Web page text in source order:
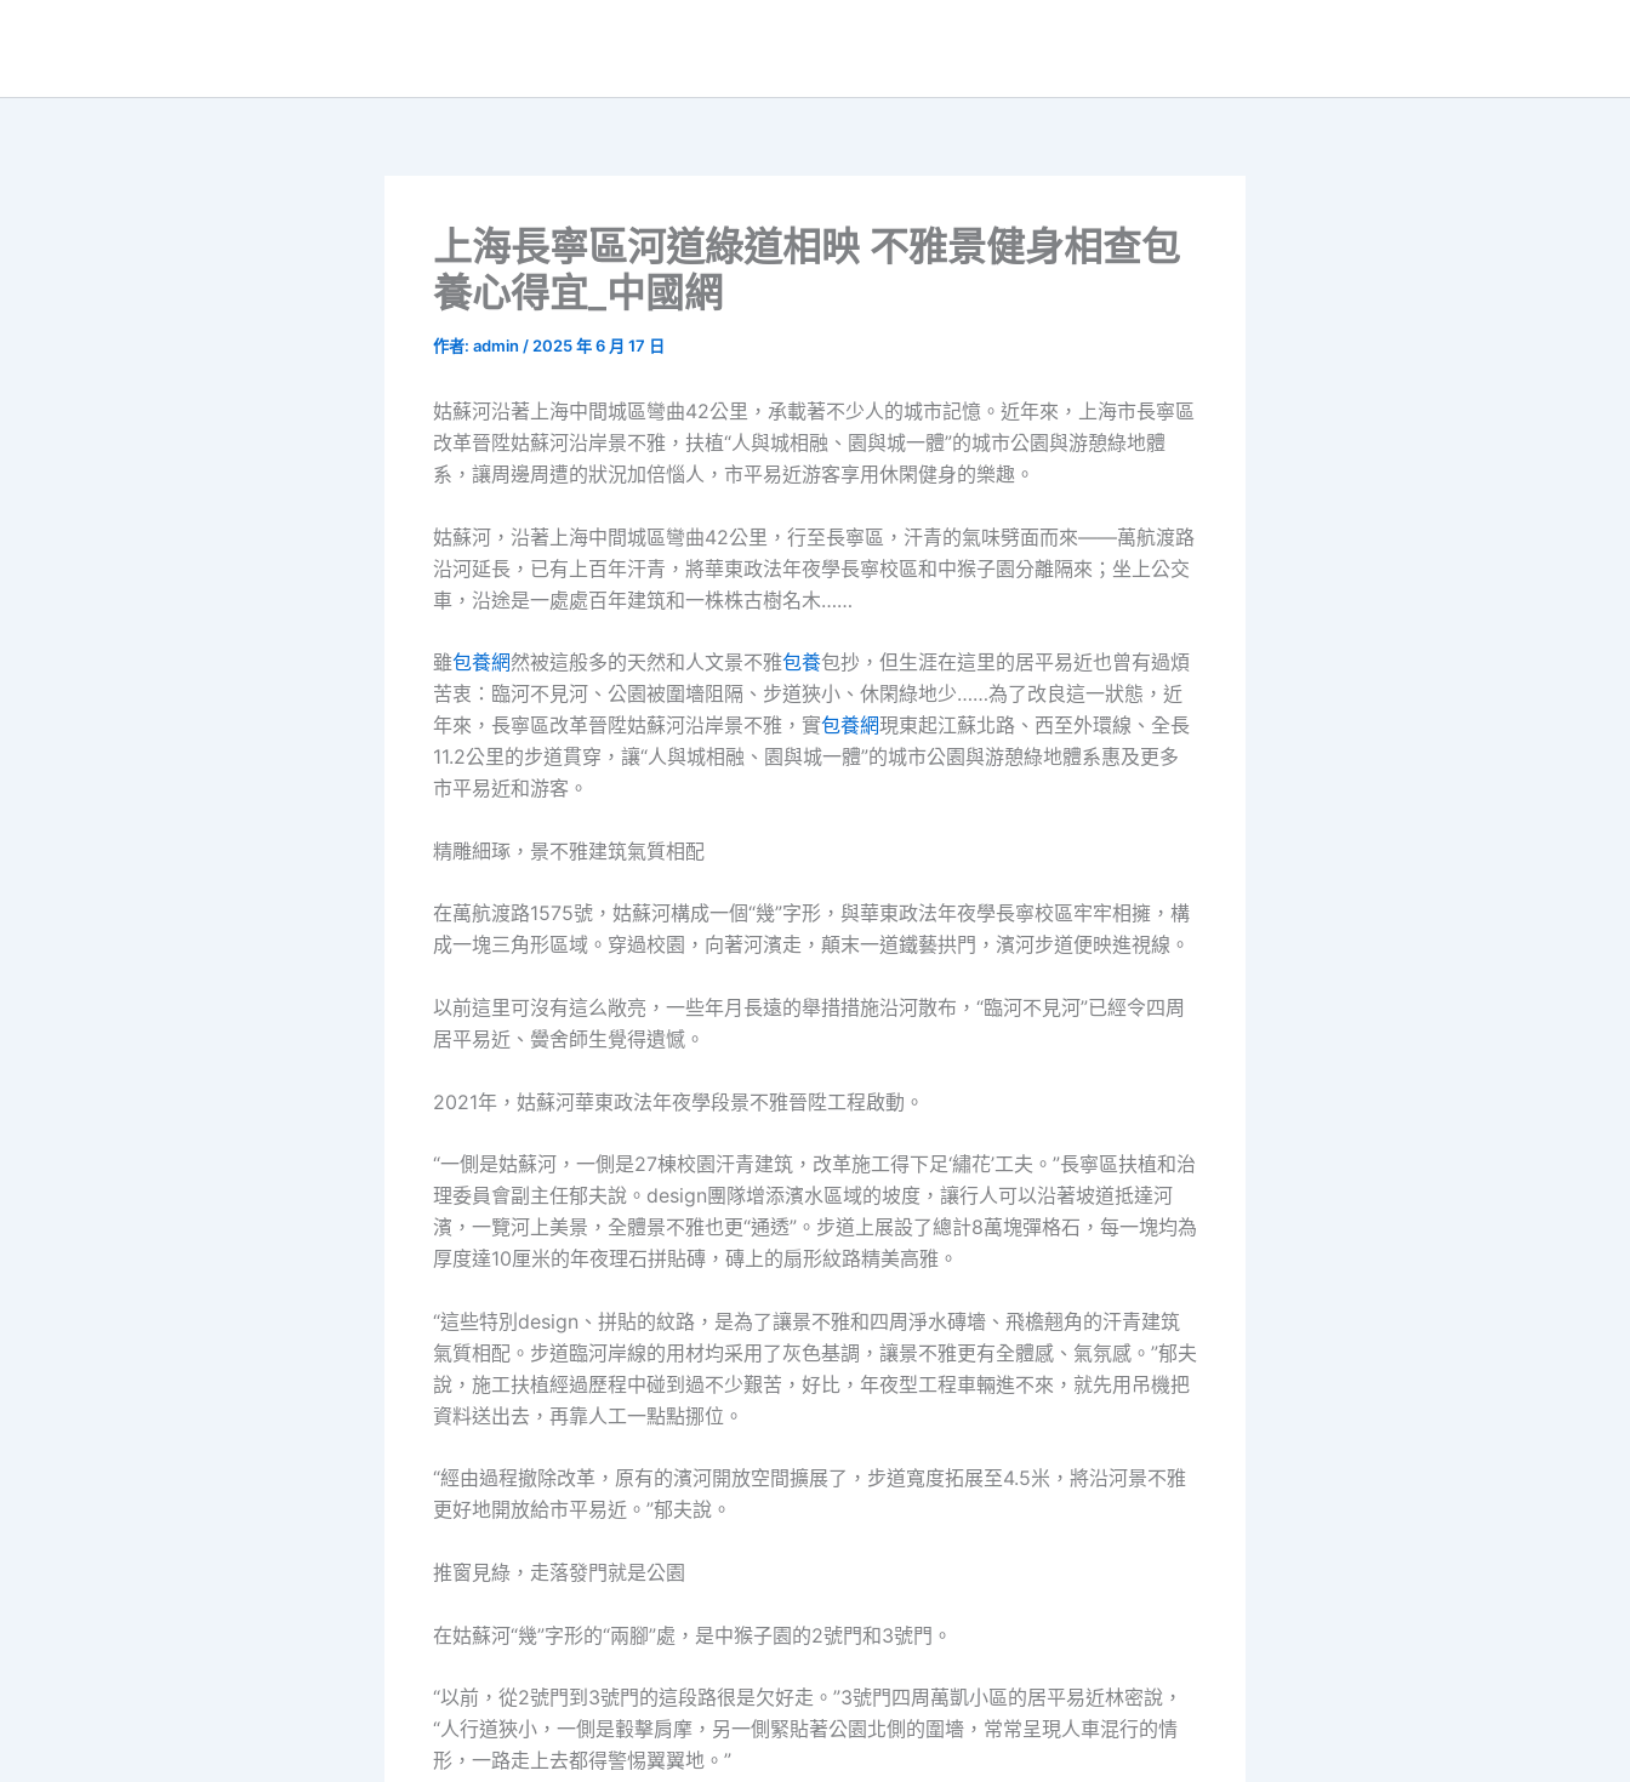
上海長寧區河道綠道相映 不雅景健身相查包
養心得宜_中國網
作者: admin / 2025 年 6 月 17 日
姑蘇河沿著上海中間城區彎曲42公里，承載著不少人的城市記憶。近年來，上海市長寧區
改革晉陞姑蘇河沿岸景不雅，扶植“人與城相融、園與城一體”的城市公園與游憩綠地體
系，讓周邊周遭的狀況加倍惱人，市平易近游客享用休閑健身的樂趣。
姑蘇河，沿著上海中間城區彎曲42公里，行至長寧區，汗青的氣味劈面而來——萬航渡路
沿河延長，已有上百年汗青，將華東政法年夜學長寧校區和中猴子園分離隔來；坐上公交
車，沿途是一處處百年建筑和一株株古樹名木……
雖包養網然被這般多的天然和人文景不雅包養包抄，但生涯在這里的居平易近也曾有過煩
苦衷：臨河不見河、公園被圍墻阻隔、步道狹小、休閑綠地少……為了改良這一狀態，近
年來，長寧區改革晉陞姑蘇河沿岸景不雅，實包養網現東起江蘇北路、西至外環線、全長
11.2公里的步道貫穿，讓“人與城相融、園與城一體”的城市公園與游憩綠地體系惠及更多
市平易近和游客。
精雕細琢，景不雅建筑氣質相配
在萬航渡路1575號，姑蘇河構成一個“幾”字形，與華東政法年夜學長寧校區牢牢相擁，構
成一塊三角形區域。穿過校園，向著河濱走，顛末一道鐵藝拱門，濱河步道便映進視線。
以前這里可沒有這么敞亮，一些年月長遠的舉措措施沿河散布，“臨河不見河”已經令四周
居平易近、黌舍師生覺得遺憾。
2021年，姑蘇河華東政法年夜學段景不雅晉陞工程啟動。
“一側是姑蘇河，一側是27棟校園汗青建筑，改革施工得下足‘繡花’工夫。”長寧區扶植和治
理委員會副主任郁夫說。design團隊增添濱水區域的坡度，讓行人可以沿著坡道抵達河
濱，一覽河上美景，全體景不雅也更“通透”。步道上展設了總計8萬塊彈格石，每一塊均為
厚度達10厘米的年夜理石拼貼磚，磚上的扇形紋路精美高雅。
“這些特別design、拼貼的紋路，是為了讓景不雅和四周淨水磚墻、飛檐翹角的汗青建筑
氣質相配。步道臨河岸線的用材均采用了灰色基調，讓景不雅更有全體感、氣氛感。”郁夫
說，施工扶植經過歷程中碰到過不少艱苦，好比，年夜型工程車輛進不來，就先用吊機把
資料送出去，再靠人工一點點挪位。
“經由過程撤除改革，原有的濱河開放空間擴展了，步道寬度拓展至4.5米，將沿河景不雅
更好地開放給市平易近。”郁夫說。
推窗見綠，走落發門就是公園
在姑蘇河“幾”字形的“兩腳”處，是中猴子園的2號門和3號門。
“以前，從2號門到3號門的這段路很是欠好走。”3號門四周萬凱小區的居平易近林密說，
“人行道狹小，一側是轂擊肩摩，另一側緊貼著公園北側的圍墻，常常呈現人車混行的情
形，一路走上去都得警惕翼翼地。”